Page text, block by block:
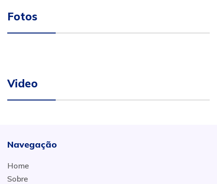
Fotos
Video
Navegação
Home
Sobre